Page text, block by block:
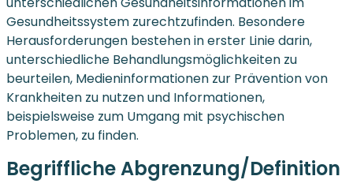
Gesundheitssystem zurechtzufinden. Besondere
Herausforderungen bestehen in erster Linie darin,
unterschiedliche Behandlungsmöglichkeiten zu
beurteilen, Medieninformationen zur Prävention von
Krankheiten zu nutzen und Informationen,
beispielsweise zum Umgang mit psychischen
Problemen, zu finden.
Begriffliche Abgrenzung/Definition